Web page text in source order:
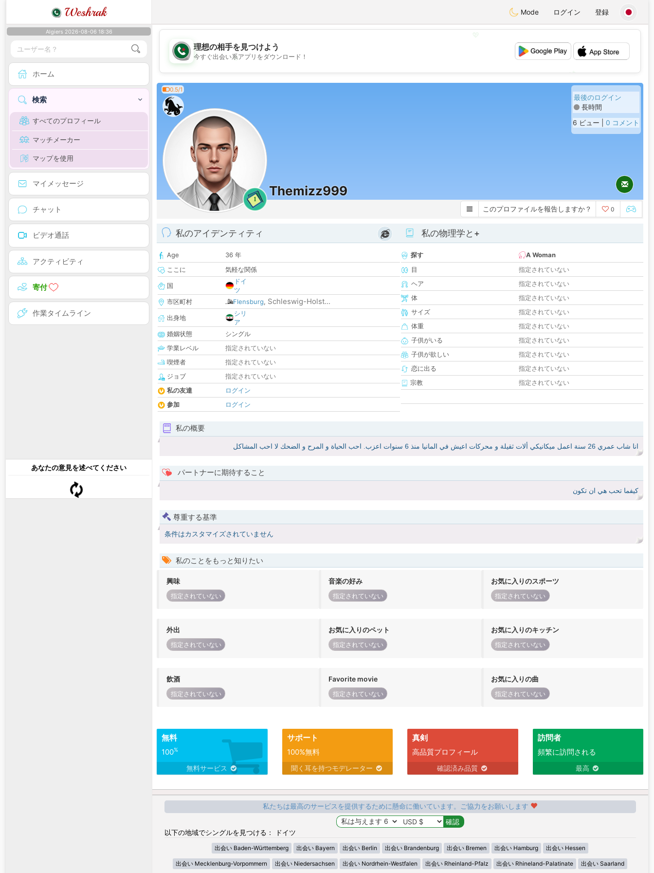
Weshrak Mode ログイン 登録
Algiers 2026-08-06 18:36
ホーム
検索
すべてのプロフィール
マッチメーカー
マップを使用
マイメッセージ
チャット
ビデオ通話
アクティビティ
寄付
作業タイムライン
あなたの意見を述べてください
💖
理想の相手を見つけよう
今すぐ出会い系アプリをダウンロード！
0.5/1
1
Themizz999
最後のログイン
長時間
6 ビュー | 0 コメント
このプロファイルを報告しますか？ 0
私のアイデンティティ
Age
36 年
ここに
気軽な関係
国
ドイ
ツ
市区町村
Flensburg, Schleswig-Holst...
出身地
シリ
ア
婚姻状態
シングル
学業レベル
指定されていない
喫煙者
指定されていない
ジョブ
指定されていない
私の友達
ログイン
参加
ログイン
私の物理学と+
探す
A Woman
目
指定されていない
ヘア
指定されていない
体
指定されていない
サイズ
指定されていない
体重
指定されていない
子供がいる
指定されていない
子供が欲しい
指定されていない
恋に出る
指定されていない
宗教
指定されていない
私の概要
انا شاب عمري 26 سنة اعمل ميكانيكي ألات ثقيلة و محركات اعيش في المانيا منذ 6 سنوات اعزب. احب الحياة و المرح و الضحك لا احب المشاكل
パートナーに期待すること
كيفما تحب هي ان تكون
尊重する基準
条件はカスタマイズされていません
私のことをもっと知りたい
興味
指定されていない
音楽の好み
指定されていない
お気に入りのスポーツ
指定されていない
外出
指定されていない
お気に入りのペット
指定されていない
お気に入りのキッチン
指定されていない
飲酒
指定されていない
Favorite movie
指定されていない
お気に入りの曲
指定されていない
無料
100%
無料サービス
サポート
100%無料
聞く耳を持つモデレーター
真剣
高品質プロフィール
確認済み品質
訪問者
頻繁に訪問される
最高
私たちは最高のサービスを提供するために懸命に働いています。ご協力をお願いします
以下の地域でシングルを見つける： ドイツ
出会い Baden-Württemberg 出会い Bayern 出会い Berlin 出会い Brandenburg 出会い Bremen 出会い Hamburg 出会い Hessen
出会い Mecklenburg-Vorpommern 出会い Niedersachsen 出会い Nordrhein-Westfalen 出会い Rheinland-Pfalz 出会い Rhineland-Palatinate 出会い Saarland